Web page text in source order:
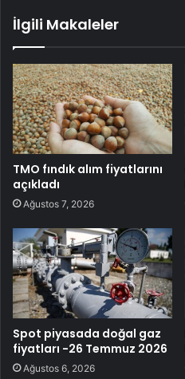
İlgili Makaleler
TMO fındık alım fiyatlarını
açıkladı
Ağustos 7, 2026
Spot piyasada doğal gaz
fiyatları -26 Temmuz 2026
Ağustos 6, 2026